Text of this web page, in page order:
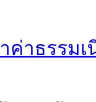
ค่าธรรม